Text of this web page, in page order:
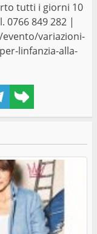
Telegram
link
tutti i giorni 10
0766 849 282 |
variazioni-
linfanzia-alla-
riprende il suo